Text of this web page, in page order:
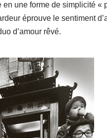
en une forme de simplicité
éprouve le sentiment
d’amour rêvé.